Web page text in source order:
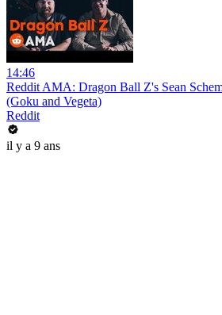
14:46
Reddit AMA: Dragon Ball Z's Sean
(Goku and Vegeta)
Reddit
il y a 9 ans